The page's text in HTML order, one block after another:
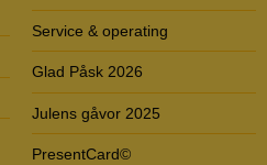
Service & operating
Glad Påsk 2026
Julens gåvor 2025
PresentCard©